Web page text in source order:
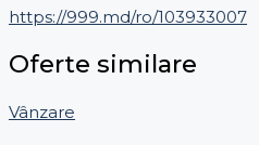
https://999.md/ro/103933007
Oferte similare
Vânzare